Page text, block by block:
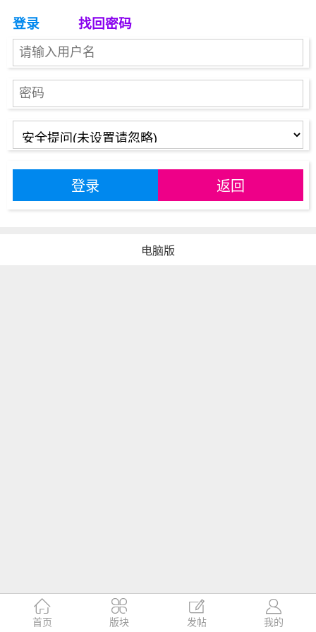
登录 找回密码
登录 返回

首页

版块

发帖

我的
电脑版